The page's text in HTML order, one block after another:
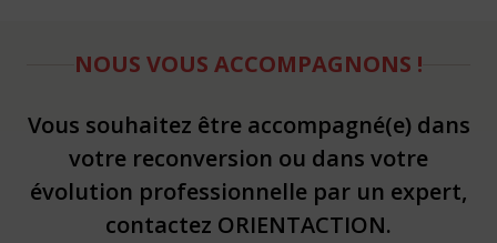
NOUS VOUS ACCOMPAGNONS !
Vous souhaitez être accompagné(e) dans
votre reconversion ou dans votre
évolution professionnelle par un expert,
contactez ORIENTACTION.